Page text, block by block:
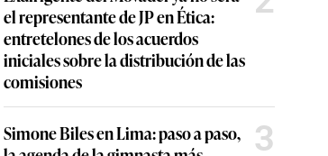
el representante de JP en Ética:
entretelones de los acuerdos
iniciales sobre la distribución de las
comisiones
Simone Biles en Lima: paso a paso,
3